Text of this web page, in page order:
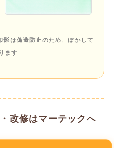
は偽造防止のため、ぼかして
ます
改修はマーテックへ